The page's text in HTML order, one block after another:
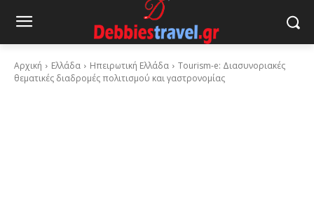
Αρχική Ελλάδα Ηπειρωτική Ελλάδα
Tourism-e: Διασυνοριακές
θεματικές διαδρομές πολιτισμού και γαστρονομίας